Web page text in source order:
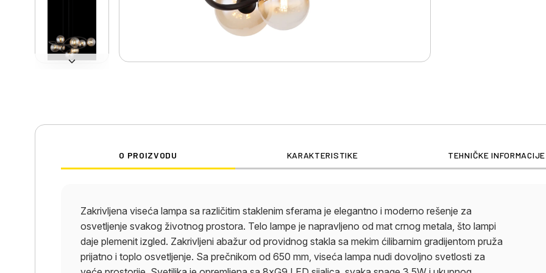
O PROIZVODU KARAKTERISTIKE TEHNIČKE INFORMACIJE
Zakrivljena viseća lampa sa različitim staklenim sferama je elegantno i moderno rešenje za
osvetljenje svakog životnog prostora. Telo lampe je napravljeno od mat crnog metala, što lampi
daje plemenit izgled. Zakrivljeni abažur od providnog stakla sa mekim ćilibarnim gradijentom pruža
prijatno i toplo osvetljenje. Sa prečnikom od 650 mm, viseća lampa nudi dovoljno svetlosti za